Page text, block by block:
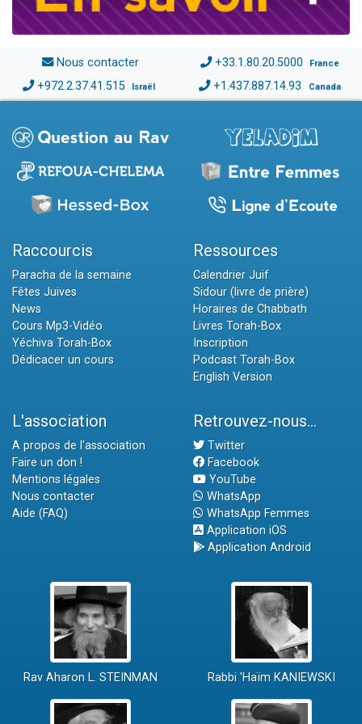
Nous contacter +33.1.80.20.5000 France
+972.2.37.41.515 Israël +1.437.887.14.93 Canada
Raccourcis
Paracha de la semaine
Fêtes Juives
News
Cours Mp3-Vidéo
Yéchiva Torah-Box
Dédicacer un cours
Ressources
Calendrier Juif
Sidour (livre de prière)
Horaires de Chabbath
Livres Torah-Box
Inscription
Podcast Torah-Box
English Version
L'association
A propos de l'association
Faire un don !
Mentions légales
Nous contacter
Aide (FAQ)
Retrouvez-nous...
Twitter
Facebook
YouTube
WhatsApp
WhatsApp Femmes
Application iOS
Application Android
Rav Aharon L. STEINMAN Rabbi 'Haïm KANIEWSKI